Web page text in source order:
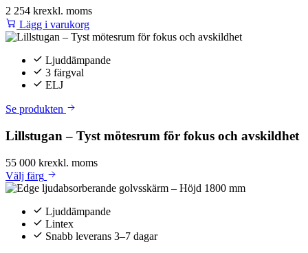
2 254 krexkl. moms
Lägg i varukorg
Ljuddämpande
3 färgval
ELJ
Se produkten
Lillstugan – Tyst mötesrum för fokus och avskildhet
55 000 krexkl. moms
Välj färg
Ljuddämpande
Lintex
Snabb leverans 3–7 dagar